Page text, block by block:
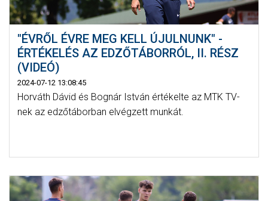
"ÉVRŐL ÉVRE MEG KELL ÚJULNUNK" -
ÉRTÉKELÉS AZ EDZŐTÁBORRÓL, II. RÉSZ
(VIDEÓ)
2024-07-12 13:08:45
Horváth Dávid és Bognár István értékelte az MTK TV-
nek az edzőtáborban elvégzett munkát.